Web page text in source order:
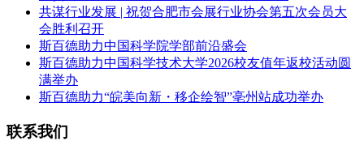
共谋行业发展 | 祝贺合肥市会展行业协会第五次会员大
会胜利召开
斯百德助力中国科学院学部前沿盛会
斯百德助力中国科学技术大学2026校友值年返校活动圆
满举办
斯百德助力“皖美向新・移企绘智”亳州站成功举办
联系我们